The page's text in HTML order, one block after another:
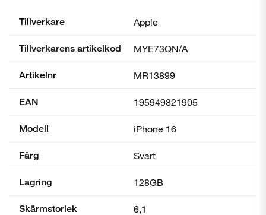
Tillverkare Apple
Tillverkarens artikelkod MYE73QN/A
Artikelnr MR13899
EAN 195949821905
Modell iPhone 16
Färg Svart
Lagring 128GB
Skärmstorlek 6,1